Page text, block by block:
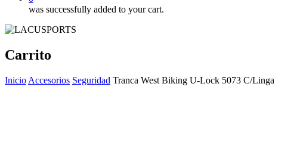
was successfully added to your cart.
Carrito
Inicio Accesorios Seguridad Tranca West Biking U-Lock 5073 C/Linga